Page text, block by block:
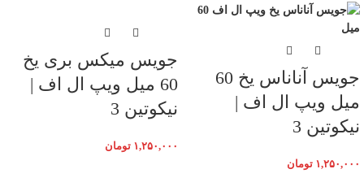
جویس آناناس یخ 60
میل ویپ ال اف |
نیکوتین 3
۱,۲۵۰,۰۰۰ تومان
جویس میکس بری یخ
60 میل ویپ ال اف |
نیکوتین 3
۱,۲۵۰,۰۰۰ تومان